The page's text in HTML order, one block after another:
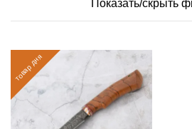
Показать/скрыть
товар дня